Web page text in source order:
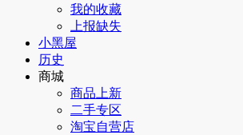
我的收藏
上报缺失
小黑屋
历史
商城
商品上新
二手专区
淘宝自营店